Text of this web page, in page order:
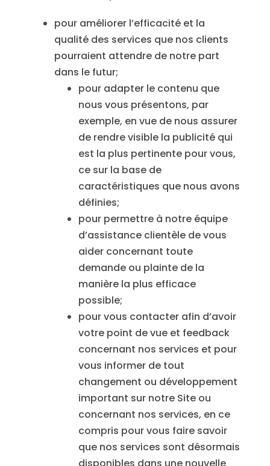
pour améliorer l’efficacité et la
qualité des services que nos clients
pourraient attendre de notre part
dans le futur;
pour adapter le contenu que
nous vous présentons, par
exemple, en vue de nous assurer
de rendre visible la publicité qui
est la plus pertinente pour vous,
ce sur la base de
caractéristiques que nous avons
définies;
pour permettre à notre équipe
d’assistance clientèle de vous
aider concernant toute
demande ou plainte de la
manière la plus efficace
possible;
pour vous contacter afin d’avoir
votre point de vue et feedback
concernant nos services et pour
vous informer de tout
changement ou développement
important sur notre Site ou
concernant nos services, en ce
compris pour vous faire savoir
que nos services sont désormais